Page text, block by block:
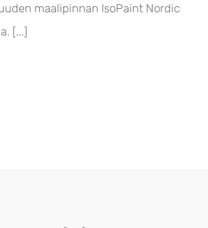
maalipinnan IsoPaint Nordic
[...]